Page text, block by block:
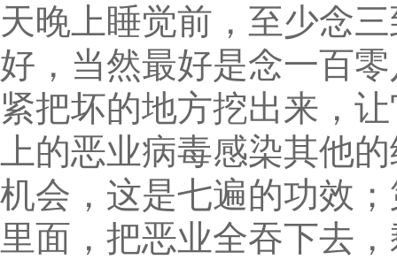
天晚上睡觉前，至少念
好，当然最好是念一百
紧把坏的地方挖出来，
上的恶业病毒感染其他
机会，这是七遍的功效
里面，把恶业全吞下去